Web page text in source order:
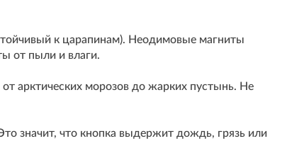
к царапинам). Неодимовые магниты
от пыли и влаги.
арктических морозов до жарких пустынь. Не
значит, что кнопка выдержит дождь, грязь или